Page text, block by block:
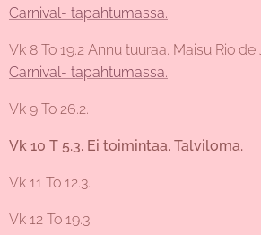
Carnival- tapahtumassa.
Vk 8 To 19.2 Annu tuuraa. Maisu Rio de
Carnival- tapahtumassa.
Vk 9 To 26.2.
Vk 10 T 5.3. Ei toimintaa. Talviloma.
Vk 11 To 12.3.
Vk 12 To 19.3.